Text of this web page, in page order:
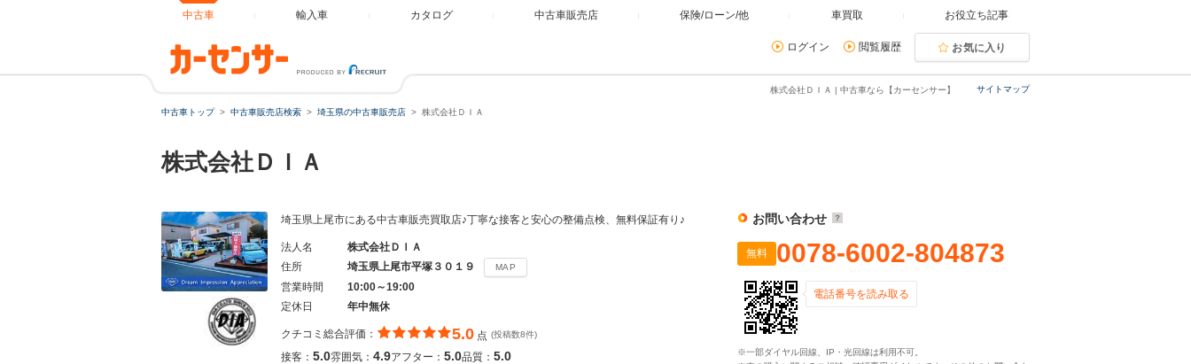
中古車 輸入車 カタログ 中古車販売店 保険/ローン/他 車買取 お役立ち記事
ログイン 閲覧履歴 お気に入り
サイトマップ
株式会社ＤＩＡ | 中古車なら【カーセンサー】
中古車トップ 中古車販売店検索 埼玉県の中古車販売店 株式会社ＤＩＡ
株式会社ＤＩＡ
埼玉県上尾市にある中古車販売買取店♪丁寧な接客と安心の整備点検、無料保証有り♪
法人名
株式会社ＤＩＡ
住所
埼玉県上尾市平塚３０１９ MAP
営業時間
10:00～19:00
定休日
年中無休
クチコミ総合評価： 5.0 点 (投稿数8件)
接客： 5.0雰囲気： 4.9アフター： 5.0品質： 5.0
お問い合わせ
無料 0078-6002-804873
電話番号を読み取る
※一部ダイヤル回線、IP・光回線は利用不可。